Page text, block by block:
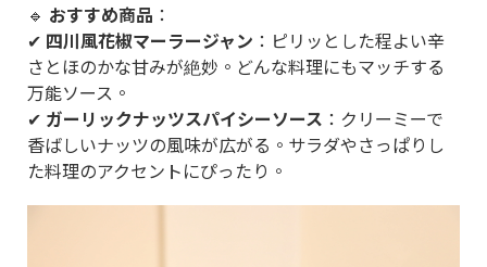
🔹 おすすめ商品 ：
✔ 四川風花椒マーラージャン ：ピリッとした程よい辛
さとほのかな甘みが絶妙。どんな料理にもマッチする
万能ソース。
✔ ガーリックナッツスパイシーソース ：クリーミーで
香ばしいナッツの風味が広がる。サラダやさっぱりし
た料理のアクセントにぴったり。